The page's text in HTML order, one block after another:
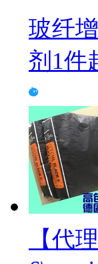
玻纤
剂1件
【代